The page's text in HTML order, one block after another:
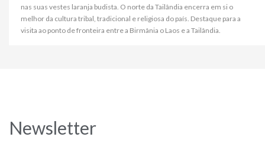
nas suas vestes laranja budista. O norte da Tailândia encerra em si o
melhor da cultura tribal, tradicional e religiosa do país. Destaque para a
visita ao ponto de fronteira entre a Birmânia o Laos e a Tailândia.
Newsletter